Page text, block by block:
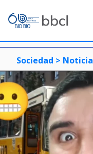
Sociedad > Noticia